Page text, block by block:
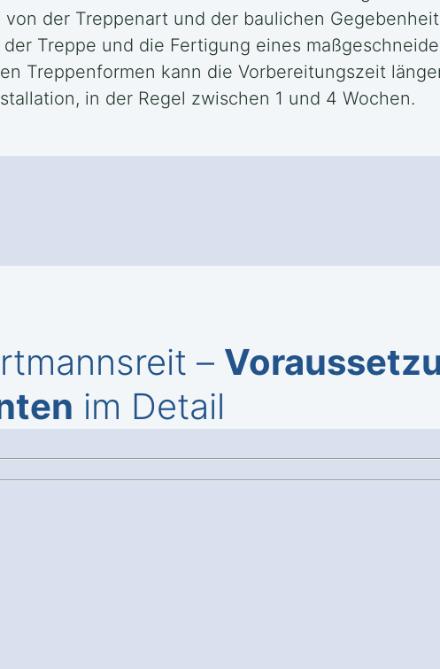
der Treppenart und der baulichen
Treppe und die Fertigung eines
Treppenformen kann die Vorbereitungszeit
in der Regel zwischen 1 und 4 Wochen.
–
im Detail